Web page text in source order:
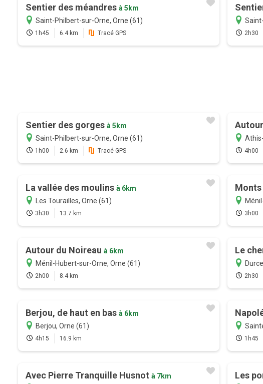
Sentier des méandres à 5km
Saint-Philbert-sur-Orne, Orne (61)
1h45 6.4 km Tracé GPS 2h30
Sentier des gorges à 5km
Saint-Philbert-sur-Orne, Orne (61)
1h00 2.6 km Tracé GPS 4h00
La vallée des moulins à 6km
Les Tourailles, Orne (61)
3h30 13.7 km 3h00
Autour du Noireau à 6km
Ménil-Hubert-sur-Orne, Orne (61)
2h00 8.4 km
Le
2h30
Berjou, de haut en bas à 6km
Berjou, Orne (61)
4h15 16.9 km 1h45
Avec Pierre Tranquille Husnot à 7km
Les